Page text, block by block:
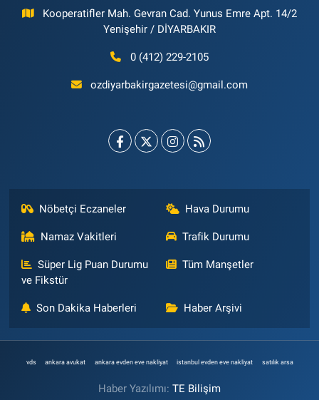
Kooperatifler Mah. Gevran Cad. Yunus Emre Apt. 14/2
Yenişehir / DİYARBAKIR
0 (412) 229-2105
ozdiyarbakirgazetesi@gmail.com
Nöbetçi Eczaneler Hava Durumu
Namaz Vakitleri Trafik Durumu
Süper Lig Puan Durumu
ve Fikstür
Tüm Manşetler
Son Dakika Haberleri Haber Arşivi
vds ankara avukat ankara evden eve nakliyat istanbul evden eve nakliyat satılık arsa
Haber Yazılımı: TE Bilişim